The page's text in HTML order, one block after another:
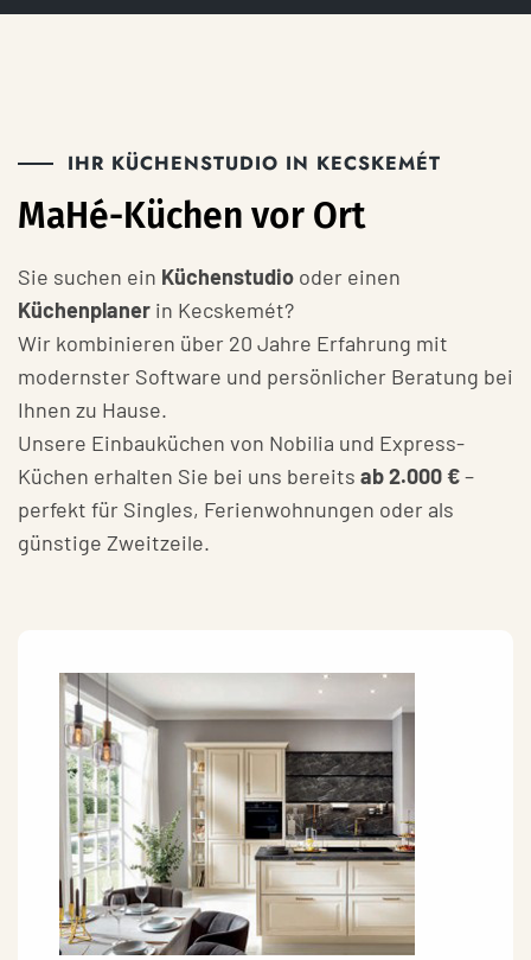
IHR KÜCHENSTUDIO IN KECSKEMÉT
MaHé-Küchen vor Ort
Sie suchen ein Küchenstudio oder einen
Küchenplaner in Kecskemét?
Wir kombinieren über 20 Jahre Erfahrung mit
modernster Software und persönlicher Beratung bei
Ihnen zu Hause.
Unsere Einbauküchen von Nobilia und Express-
Küchen erhalten Sie bei uns bereits ab 2.000 €–
perfekt für Singles, Ferienwohnungen oder als
günstige Zweitzeile.